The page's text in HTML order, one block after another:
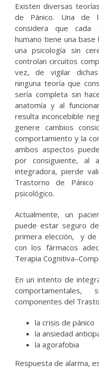
Existen diversas
de Pánico. Una de
considera que cada
humano tiene una
una psicología sin
controlan circuitos
vez, de vigilar
ninguna teoría que
sería completa sin
anatomía y al
resulta inconcebible
genere cambios
comportamiento y la
ambos aspectos
por consiguiente, al
integradora, pierde
Trastorno de
psicológico.
Actualmente, un
puede estar seguro
primera elección, y de
con los fármacos
Terapia
En un intento de
componentes del
la crisis de pánico
la ansiedad
la agorafobia
Respuesta de alarma,